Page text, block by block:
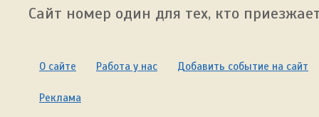
Сайт номер один для тех, кто
О сайте Работа у нас Добавить событие на сайт
Реклама